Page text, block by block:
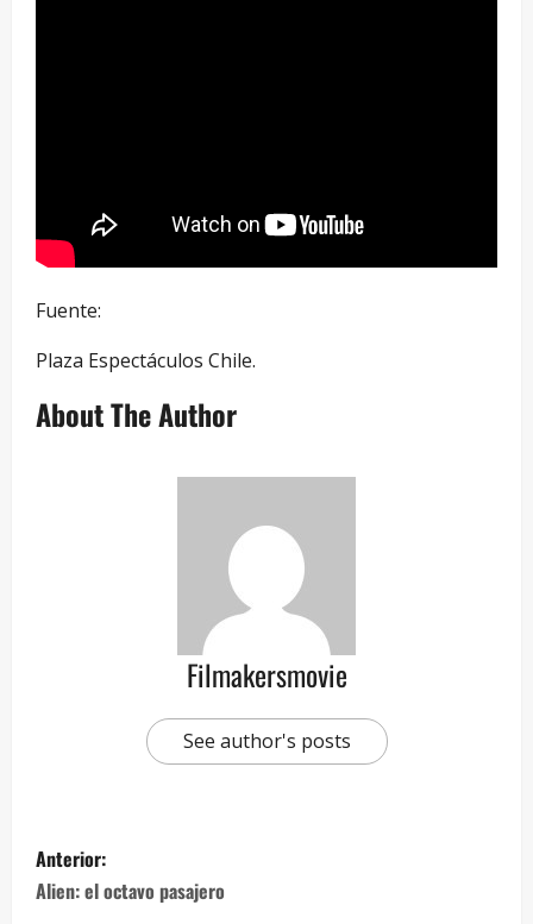
Fuente:
Plaza Espectáculos Chile.
About The Author
Filmakersmovie
See author's posts
Anterior:
Alien: el octavo pasajero